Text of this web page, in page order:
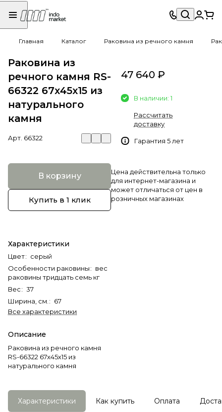
Главная Каталог Раковина из речного камня
Раковина из
речного камня RS-
66322 67х45х15 из
натурального
камня
Арт. 66322
В корзину
Купить в 1 клик
Характеристики
Цвет: серый
Особенности раковины: вес
раковины тридцать семь кг
Вес: 37
Ширина, см. : 67
Все характеристики
Описание
Раковина из речного камня
RS-66322 67х45х15 из
натурального камня
47 640 ₽
В наличии: 1
Рассчитать
доставку
Гарантия 5 лет
Цена действительна только
для интернет-магазина и
может отличаться от цен в
розничных магазинах
Характеристики Как купить Оплата